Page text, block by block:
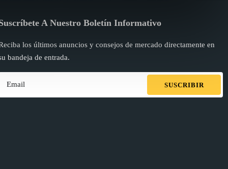
A Nuestro Boletín Informativo
los últimos anuncios y consejos de mercado directamente en
bandeja de entrada.
SUSCRIBIR